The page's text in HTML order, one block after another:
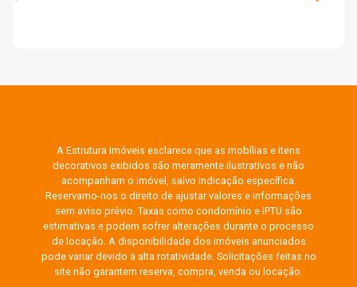
A Estrutura Imóveis esclarece que as mobílias e itens
decorativos exibidos são meramente ilustrativos e não
acompanham o imóvel, salvo indicação específica.
Reservamo-nos o direito de ajustar valores e informações
sem aviso prévio. Taxas como condomínio e IPTU são
estimativas e podem sofrer alterações durante o processo
de locação. A disponibilidade dos imóveis anunciados
pode variar devido à alta rotatividade. Solicitações feitas no
site não garantem reserva, compra, venda ou locação.